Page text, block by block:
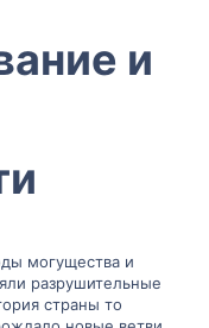
и
могущества и
разрушительные
страны то